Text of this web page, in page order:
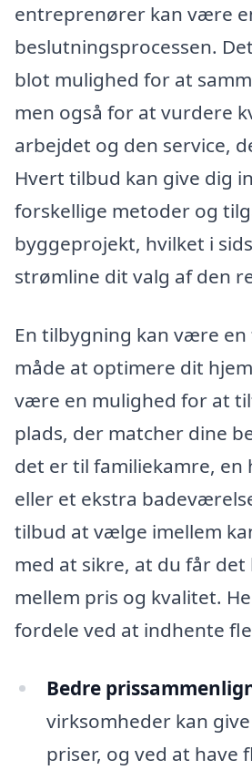
entreprenører kan være
beslutningsprocessen.
blot mulighed for at
men også for at vurdere
arbejdet og den service,
Hvert tilbud kan give dig
forskellige metoder og
byggeprojekt, hvilket i
strømline dit valg af den
En tilbygning kan være
måde at optimere dit
være en mulighed for at
plads, der matcher dine
det er til familiekamre, en
eller et ekstra
tilbud at vælge imellem
med at sikre, at du får
mellem pris og kvalitet.
fordele ved at indhente
Bedre
virksomheder kan
priser, og ved at have